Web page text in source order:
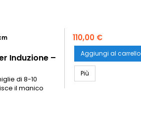
Induzione –
di 8-10
il manico
110,00 €
Aggiungi al carrello
Più